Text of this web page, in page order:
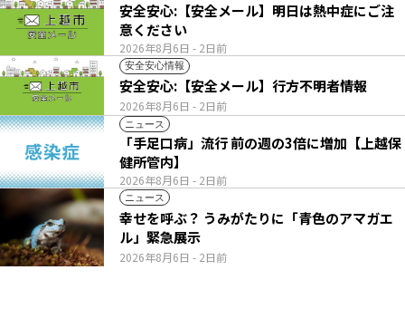
2026年8月6日 - 2日前
安全安心:【安全メール】明日は熱中症にご注
意ください
安全安心情報
2026年8月6日 - 2日前
安全安心:【安全メール】行方不明者情報
ニュース
2026年8月6日 - 2日前
「手足口病」流行 前の週の3倍に増加【上越保
健所管内】
ニュース
2026年8月6日 - 2日前
幸せを呼ぶ？ うみがたりに「青色のアマガエ
ル」緊急展示